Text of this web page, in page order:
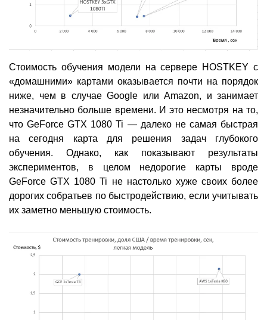
Стоимость обучения модели на сервере HOSTKEY с
«домашними» картами оказывается почти на порядок
ниже, чем в случае Google или Amazon, и занимает
незначительно больше времени. И это несмотря на то,
что GeForce GTX 1080 Ti — далеко не самая быстрая
на сегодня карта для решения задач глубокого
обучения. Однако, как показывают результаты
экспериментов, в целом недорогие карты вроде
GeForce GTX 1080 Ti не настолько хуже своих более
дорогих собратьев по быстродействию, если учитывать
их заметно меньшую стоимость.